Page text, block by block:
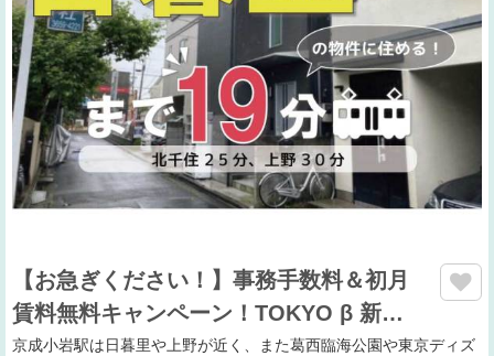
【お急ぎください！】事務手数料＆初月
賃料無料キャンペーン！TOKYO β 新…
京成小岩駅は日暮里や上野が近く、また葛西臨海公園や東京ディズ